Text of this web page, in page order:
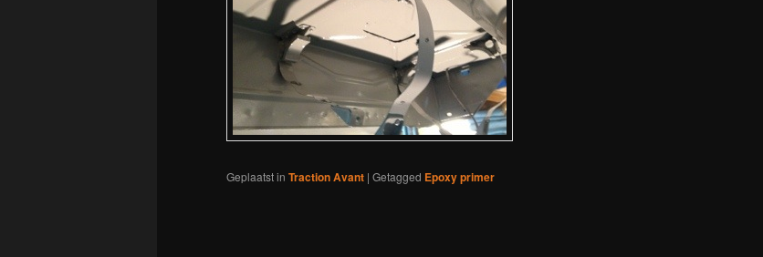
Geplaatst in Traction Avant | Getagged Epoxy primer